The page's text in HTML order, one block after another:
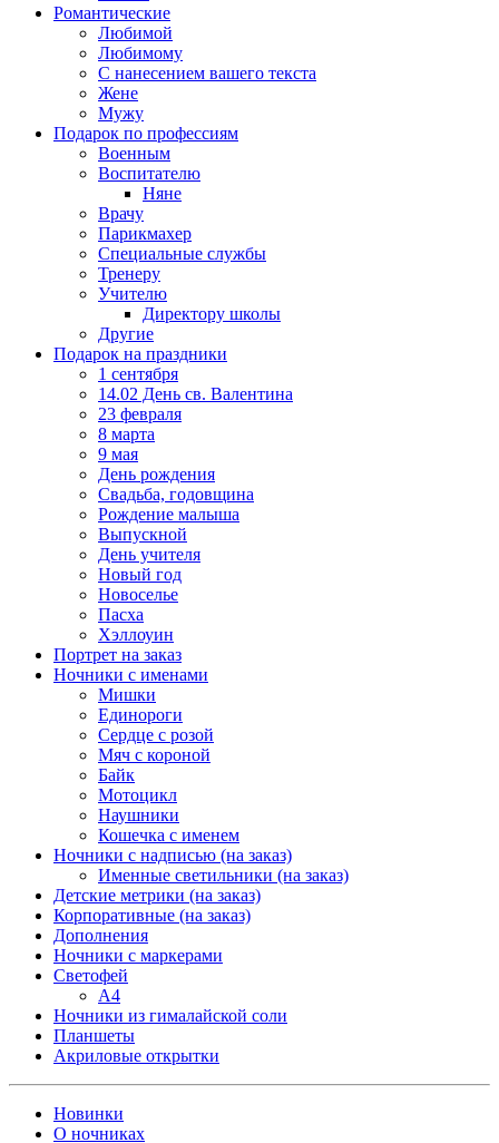
Романтические
Любимой
Любимому
С нанесением вашего текста
Жене
Мужу
Подарок по профессиям
Военным
Воспитателю
Няне
Врачу
Парикмахер
Специальные службы
Тренеру
Учителю
Директору школы
Другие
Подарок на праздники
1 сентября
14.02 День св. Валентина
23 февраля
8 марта
9 мая
День рождения
Свадьба, годовщина
Рождение малыша
Выпускной
День учителя
Новый год
Новоселье
Пасха
Хэллоуин
Портрет на заказ
Ночники с именами
Мишки
Единороги
Сердце с розой
Мяч с короной
Байк
Мотоцикл
Наушники
Кошечка с именем
Ночники с надписью (на заказ)
Именные светильники (на заказ)
Детские метрики (на заказ)
Корпоративные (на заказ)
Дополнения
Ночники с маркерами
Светофей
А4
Ночники из гималайской соли
Планшеты
Акриловые открытки
Новинки
О ночниках